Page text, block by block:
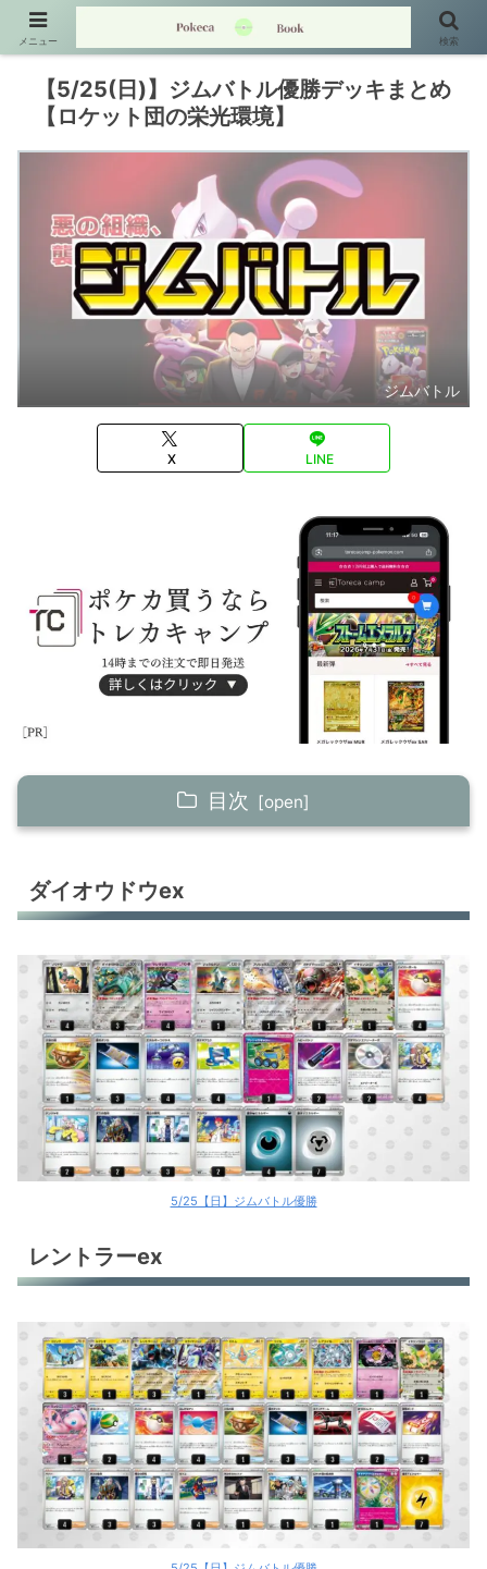
【5/25(日)】ジムバトル優勝デッキまとめ
【ロケット団の栄光環境】
ジムバトル
X LINE
目次
レントラーex
ロケット団のバンギラス＋デンリュウ
エースバーンex
エレキブルex
ヒードラン
ナンジャモのハラバリーex
イルカマンex
ミロカロスex
ミロカロスex
ミライドンex
ダストダス
おまつりおんど
ヤバソチャex
ダイオウドウex
5/25【日】ジムバトル優勝
レントラーex
メニュー 検索